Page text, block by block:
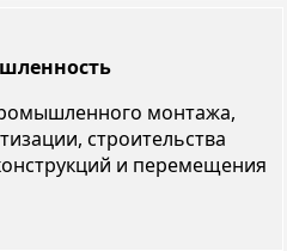
монтажа,
строительства
и перемещения